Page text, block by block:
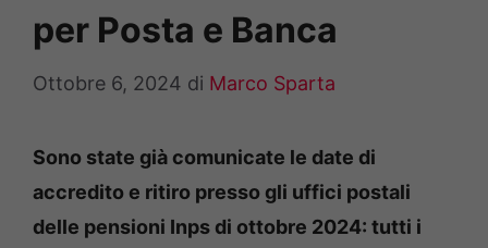
per Posta e Banca
Ottobre 6, 2024 di Marco Sparta
Sono state già comunicate le date di
accredito e ritiro presso gli uffici postali
delle pensioni Inps di ottobre 2024: tutti i